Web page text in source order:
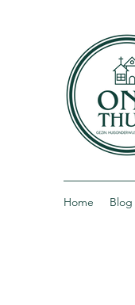
Home Blog